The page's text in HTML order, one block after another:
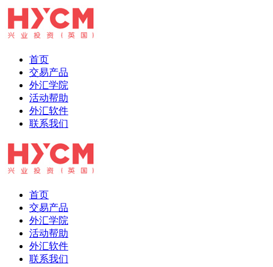
首页
交易产品
外汇学院
活动帮助
外汇软件
联系我们
首页
交易产品
外汇学院
活动帮助
外汇软件
联系我们